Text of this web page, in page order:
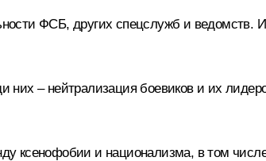
ФСБ, других спецслужб и ведомств.
них – нейтрализация боевиков и их
ксенофобии и национализма, в том